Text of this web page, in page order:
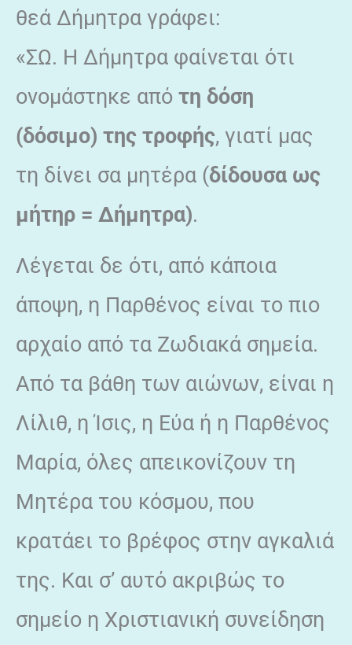
θεά Δήμητρα γράφει:
«ΣΩ. Η Δήμητρα φαίνεται ότι
ονομάστηκε από τη δόση
(δόσιμο) της τροφής, γιατί μας
τη δίνει σα μητέρα (δίδουσα ως
μήτηρ = Δήμητρα).
Λέγεται δε ότι, από κάποια
άποψη, η Παρθένος είναι το πιο
αρχαίο από τα Ζωδιακά σημεία.
Από τα βάθη των αιώνων, είναι η
Λίλιθ, η Ίσις, η Εύα ή η Παρθένος
Μαρία, όλες απεικονίζουν τη
Μητέρα του κόσμου, που
κρατάει το βρέφος στην αγκαλιά
της. Και σ’ αυτό ακριβώς το
σημείο η Χριστιανική συνείδηση